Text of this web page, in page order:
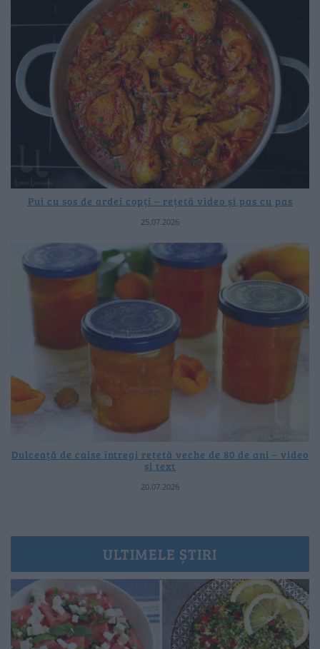
Pui cu sos de ardei copți – rețetă video și pas cu pas
25.07.2026
Dulceață de caise întregi rețetă veche de 80 de ani – video
și text
20.07.2026
ULTIMELE ȘTIRI